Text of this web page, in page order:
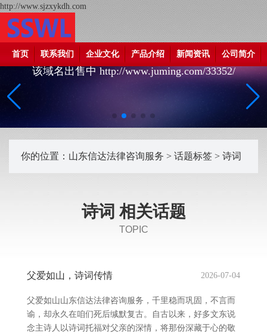
http://www.sjzxykdh.com
首页 联系我们 企业文化 产品介绍 新闻资讯 公司简介
该域名出售中 http://www.juming.com/33352/
你的位置： 山东信达法律咨询服务 > 话题标签 > 诗词
诗词 相关话题
TOPIC
父爱如山，诗词传情 2026-07-04
父爱如山山东信达法律咨询服务，千里稳而巩固，不言而
谕，却永久在咱们死后缄默复古。自古以来，好多文东说
念主诗人以诗词托福对父亲的深情，将那份深藏于心的敬